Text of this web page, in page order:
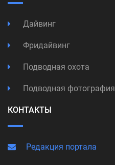
Дайвинг
Фридайвинг
Подводная охота
Подводная фотография
КОНТАКТЫ
Редакция портала